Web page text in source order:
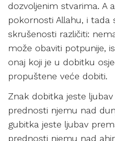
dozvoljenim stvarima. A
pokornosti Allahu, i tada
skrušenosti različiti:
može obaviti potpunije,
onaj koji je u dobitku
propuštene veće dobiti.
Znak dobitka jeste
prednosti njemu nad
gubitka jeste ljubav
prednosti njemu nad